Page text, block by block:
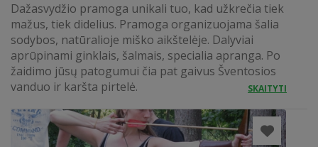
Dažasvydžio pramoga unikali tuo, kad užkrečia tiek
mažus, tiek didelius. Pramoga organizuojama šalia
sodybos, natūralioje miško aikštelėje. Dalyviai
aprūpinami ginklais, šalmais, specialia apranga. Po
žaidimo jūsų patogumui čia pat gaivus Šventosios
vanduo ir karšta pirtelė.
SKAITYTI